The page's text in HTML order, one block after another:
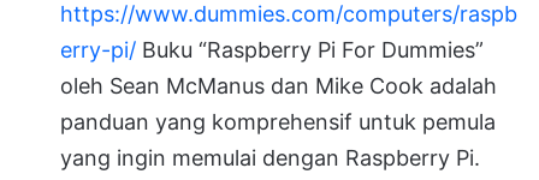
https://www.dummies.com/computers/raspb
erry-pi/ Buku “Raspberry Pi For Dummies”
oleh Sean McManus dan Mike Cook adalah
panduan yang komprehensif untuk pemula
yang ingin memulai dengan Raspberry Pi.